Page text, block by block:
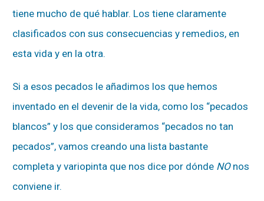
tiene mucho de qué hablar. Los tiene claramente
clasificados con sus consecuencias y remedios, en
esta vida y en la otra.
Si a esos pecados le añadimos los que hemos
inventado en el devenir de la vida, como los “pecados
blancos” y los que consideramos “pecados no tan
pecados”, vamos creando una lista bastante
completa y variopinta que nos dice por dónde NOnos
conviene ir.